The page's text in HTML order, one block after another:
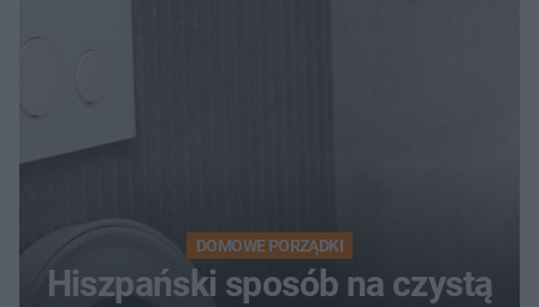
DOMOWE PORZĄDKI
Hiszpański sposób na czystą